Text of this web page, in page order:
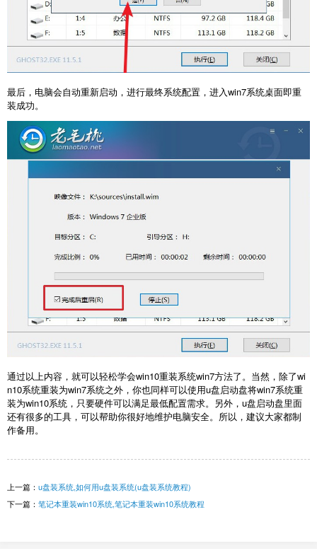
最后，电脑会自动重新启动，进行最终系统配置，进入win7系统桌面即重
装成功。
通过以上内容，就可以轻松学会win10重装系统win7方法了。当然，除了wi
n10系统重装为win7系统之外，你也同样可以使用u盘启动盘将win7系统重
装为win10系统，只要硬件可以满足最低配置需求。另外，u盘启动盘里面
还有很多的工具，可以帮助你很好地维护电脑安全。所以，建议大家都制
作备用。
上一篇： u盘装系统,如何用u盘装系统(u盘装系统教程)
下一篇： 笔记本重装win10系统,笔记本重装win10系统教程